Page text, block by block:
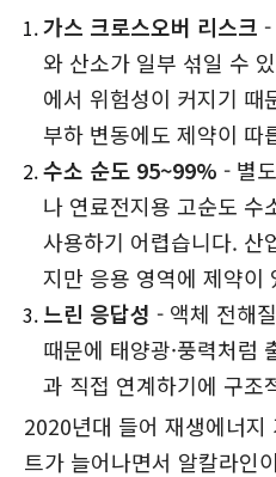
가스 크로스오버 리스크
와 산소가 일부 섞일 수
에서 위험성이 커지기 때
부하 변동에도 제약이 따
수소 순도 95~99% - 별
나 연료전지용 고순도
사용하기 어렵습니다. 산
지만 응용 영역에 제약이
느린 응답성 - 액체 전해
때문에 태양광·풍력처럼
과 직접 연계하기에 구조
2020년대 들어 재생에너지
트가 늘어나면서 알칼라인